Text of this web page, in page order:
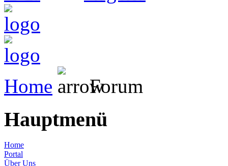
Home Forum
Hauptmenü
Home
Portal
Über Uns